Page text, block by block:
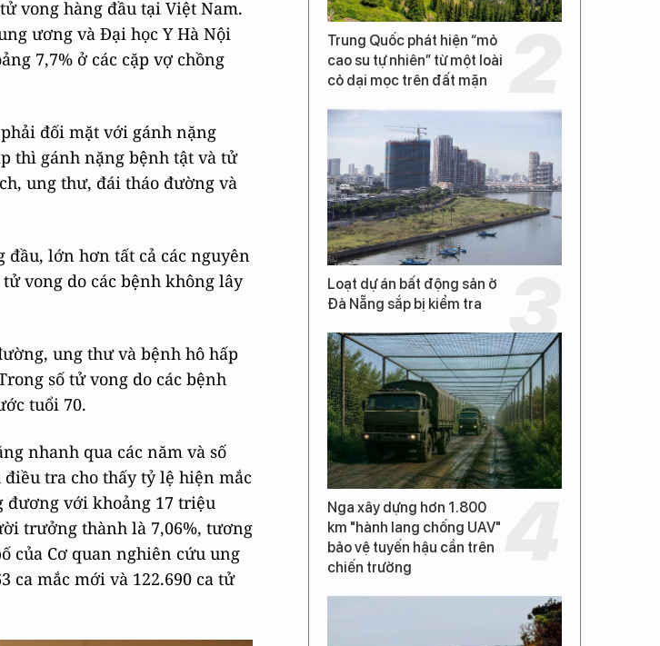
vong hàng đầu tại Việt Nam.
ương và Đại học Y Hà Nội
7,7% ở các cặp vợ chồng
phải đối mặt với gánh nặng
thì gánh nặng bệnh tật và tử
ung thư, đái tháo đường và
lớn hơn tất cả các nguyên
vong do các bệnh không lây
ung thư và bệnh hô hấp
số tử vong do các bệnh
tuổi 70.
nhanh qua các năm và số
tra cho thấy tỷ lệ hiện mắc
đương với khoảng 17 triệu
trưởng thành là 7,06%, tương
của Cơ quan nghiên cứu ung
ca mắc mới và 122.690 ca tử
Trung Quốc phát hiện “mỏ
cao su tự nhiên” từ một loài
cỏ dại mọc trên đất mặn
Loạt dự án bất động sản ở
Đà Nẵng sắp bị kiểm tra
Nga xây dựng hơn 1.800
km "hành lang chống UAV"
bảo vệ tuyến hậu cần trên
chiến trường